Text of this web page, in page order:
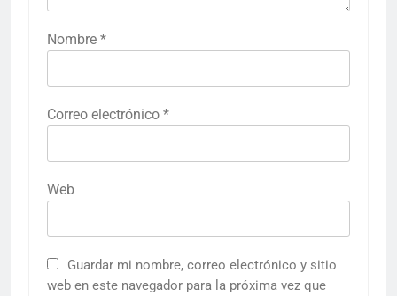
Nombre *
Correo electrónico *
Web
Guardar mi nombre, correo electrónico y sitio
web en este navegador para la próxima vez que